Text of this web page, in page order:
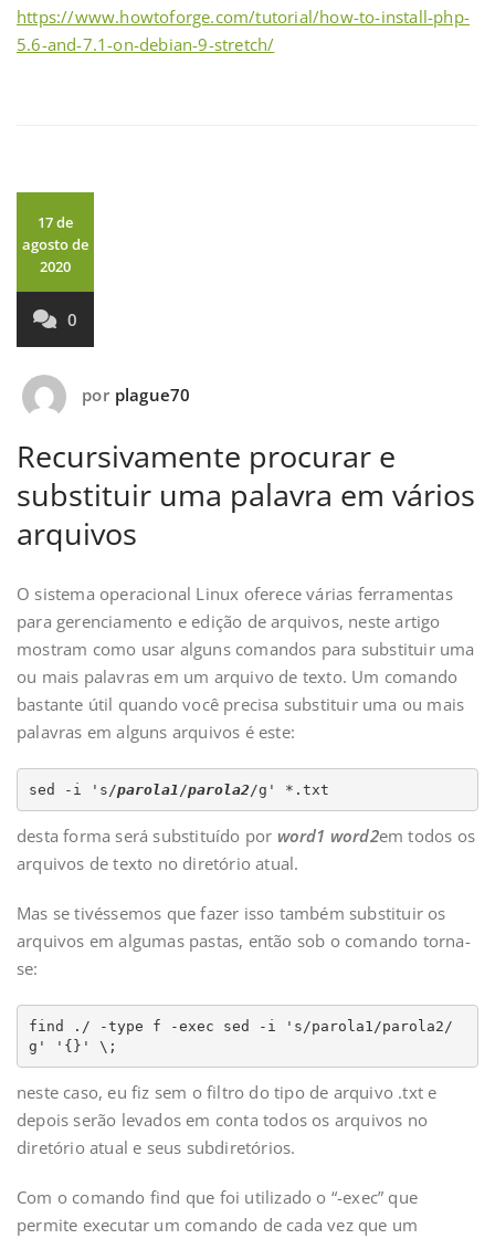
https://www.howtoforge.com/tutorial/how-to-install-php-
5.6-and-7.1-on-debian-9-stretch/
17 de
agosto de
2020
0
por plague70
Recursivamente procurar e
substituir uma palavra em vários
arquivos
O sistema operacional Linux oferece várias ferramentas
para gerenciamento e edição de arquivos, neste artigo
mostram como usar alguns comandos para substituir uma
ou mais palavras em um arquivo de texto. Um comando
bastante útil quando você precisa substituir uma ou mais
palavras em alguns arquivos é este:
sed -i 's/parola1 /parola2/g' *.txt
desta forma será substituído por word1 word2em todos os
arquivos de texto no diretório atual.
Mas se tivéssemos que fazer isso também substituir os
arquivos em algumas pastas, então sob o comando torna-
se:
find ./ -type f -exec sed -i 's/parola1/parola2/
g' '{}' \;
neste caso, eu fiz sem o filtro do tipo de arquivo .txt e
depois serão levados em conta todos os arquivos no
diretório atual e seus subdiretórios.
Com o comando find que foi utilizado o “-exec” que
permite executar um comando de cada vez que um